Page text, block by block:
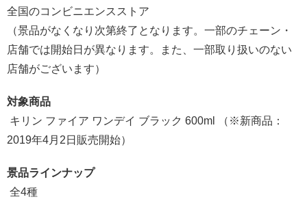
全国のコンビニエンスストア
（景品がなくな り次第終了となります。一部のチェーン・
店舗では開始日が異なります。また、一部取り扱いのない
店舗がございます）
対象商品
キリン ファイア ワンデイ ブラック 600ml （※新商品：
2019年4月2日販売開始）
景品ラインナップ
全4種